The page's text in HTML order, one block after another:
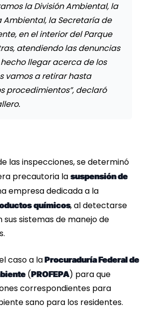
la División Ambiental, la
Ambiental, la Secretaría de
en el interior del Parque
atendiendo las denuncias
llegar acerca de los
vamos a retirar hasta
procedimientos”, declaró
las inspecciones, se determinó
precautoria la suspensión de
empresa dedicada a la
químicos, al detectarse
sus sistemas de manejo de
caso a laProcuraduría Federal de
(PROFEPA) para que
correspondientes para
sano para los residentes.